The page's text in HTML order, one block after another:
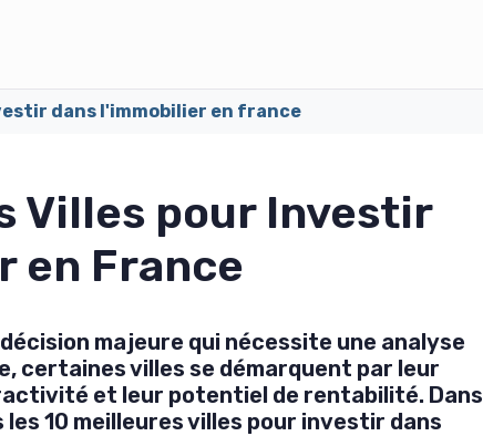
dans l'immobilier en france
Villes pour Investir
en France
majeure qui nécessite une analyse
certaines villes se démarquent par leur
et leur potentiel de rentabilité. Dans
10 meilleures villes pour investir dans